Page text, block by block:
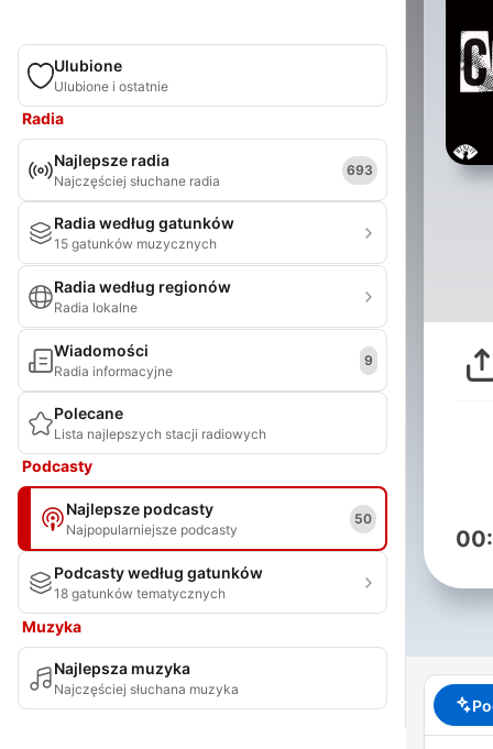
Ulubione
Ulubione i ostatnie
Radia
Najlepsze radia
Najczęściej słuchane radia
693
Radia według gatunków
15 gatunków muzycznych
Radia według regionów
Radia lokalne
Wiadomości
Radia informacyjne
9
Polecane
Lista najlepszych stacji radiowych
Podcasty
Najlepsze podcasty
Najpopularniejsze podcasty
50
Podcasty według gatunków
18 gatunków tematycznych
Muzyka
Najlepsza muzyka
Najczęściej słuchana muzyka